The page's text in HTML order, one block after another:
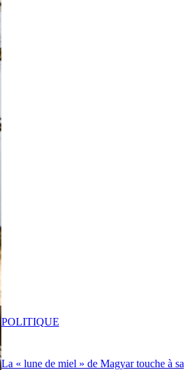
La « lune de miel » de Magyar touche à sa
POLITIQUE